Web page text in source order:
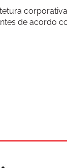
de acordo